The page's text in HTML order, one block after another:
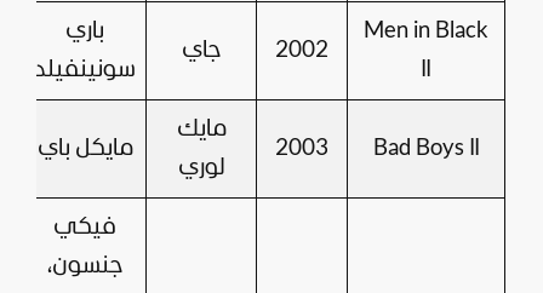
Men in Black
2002 جاي
باري
سونينفيلد
Bad Boys II
2003
مايك
لوري
مايكل باي
فيكي
جنسون،